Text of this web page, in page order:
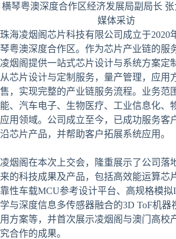
横琴粤澳深度合作区经济发展局副局长
媒体采访
珠海凌烟阁芯片科技有限公司成立于2020
琴粤澳深度合作区。作为芯片产业链的服
凌烟阁提供一站式芯片设计与系统方案定
从芯片设计与定制服务，量产管理，应用
售，实现完整的产业链服务流程。业务范
能、汽车电子、生物医疗、工业信息化、
应用领域。公司成立至今，已成功服务客
沿芯片产品，并帮助客户拓展系统应用。
凌烟阁在本次上交会，隆重展示了公司落
来的科技成果及产品，包括高效能运算芯
靠性车载MCU参考设计平台、高规格模拟
学与深度信息多传感器融合的3D ToF机器
用方案等，并首次展示凌烟阁与澳门高校
究合作的成果。